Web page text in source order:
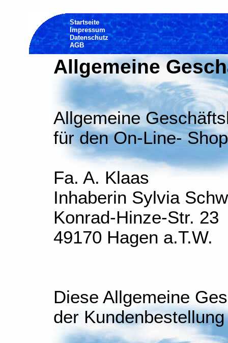
Startseite
Impressum
Datenschutz
AGB
Allgemeine
Allgemeine
für den On-Line-
Fa. A. Klaas
Inhaberin Sylvia
Konrad-Hinze-Str. 23
49170 Hagen a.T.W.
Diese Allgemeine
der